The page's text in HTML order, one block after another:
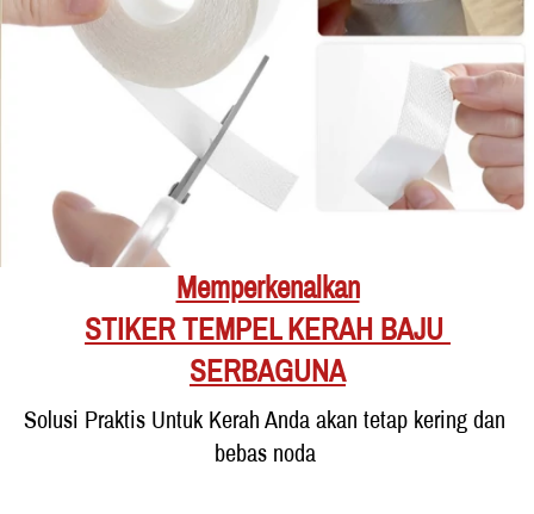
Memperkenalkan
STIKER TEMPEL KERAH BAJU
SERBAGUNA
Solusi Praktis Untuk Kerah Anda akan tetap kering dan
bebas noda